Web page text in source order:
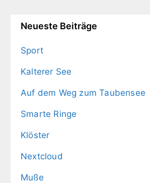
Neueste Beiträge
Sport
Kalterer See
Auf dem Weg zum Taubensee
Smarte Ringe
Klöster
Nextcloud
Muße